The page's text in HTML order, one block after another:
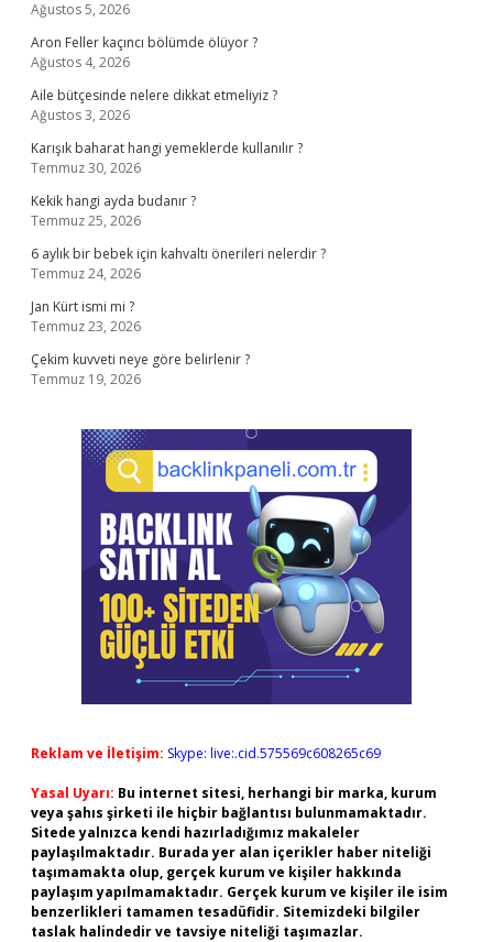
Ağustos 5, 2026
Aron Feller kaçıncı bölümde ölüyor ?
Ağustos 4, 2026
Aile bütçesinde nelere dikkat etmeliyiz ?
Ağustos 3, 2026
Karışık baharat hangi yemeklerde kullanılır ?
Temmuz 30, 2026
Kekik hangi ayda budanır ?
Temmuz 25, 2026
6 aylık bir bebek için kahvaltı önerileri nelerdir ?
Temmuz 24, 2026
Jan Kürt ismi mi ?
Temmuz 23, 2026
Çekim kuvveti neye göre belirlenir ?
Temmuz 19, 2026
Reklam ve İletişim: Skype: live:.cid.575569c608265c69
Yasal Uyarı: Bu internet sitesi, herhangi bir marka, kurum
veya şahıs şirketi ile hiçbir bağlantısı bulunmamaktadır.
Sitede yalnızca kendi hazırladığımız makaleler
paylaşılmaktadır. Burada yer alan içerikler haber niteliği
taşımamakta olup, gerçek kurum ve kişiler hakkında
paylaşım yapılmamaktadır. Gerçek kurum ve kişiler ile isim
benzerlikleri tamamen tesadüfidir. Sitemizdeki bilgiler
taslak halindedir ve tavsiye niteliği taşımazlar.